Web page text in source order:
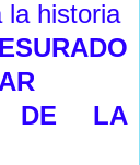
la historia
DE LA